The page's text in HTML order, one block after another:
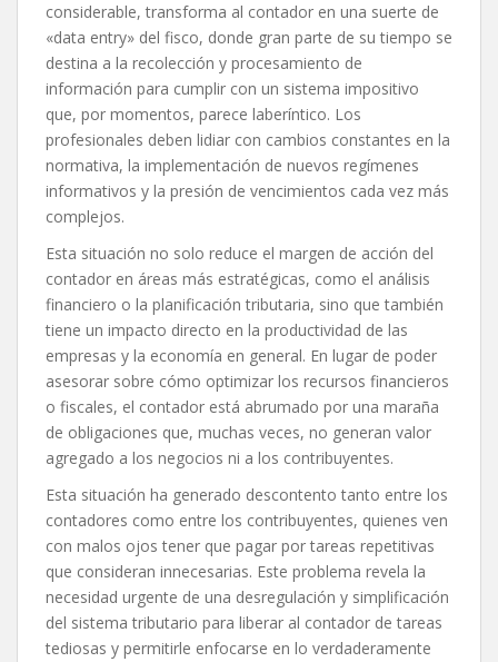
considerable, transforma al contador en una suerte de
«data entry» del fisco, donde gran parte de su tiempo se
destina a la recolección y procesamiento de
información para cumplir con un sistema impositivo
que, por momentos, parece laberíntico. Los
profesionales deben lidiar con cambios constantes en la
normativa, la implementación de nuevos regímenes
informativos y la presión de vencimientos cada vez más
complejos.
Esta situación no solo reduce el margen de acción del
contador en áreas más estratégicas, como el análisis
financiero o la planificación tributaria, sino que también
tiene un impacto directo en la productividad de las
empresas y la economía en general. En lugar de poder
asesorar sobre cómo optimizar los recursos financieros
o fiscales, el contador está abrumado por una maraña
de obligaciones que, muchas veces, no generan valor
agregado a los negocios ni a los contribuyentes.
Esta situación ha generado descontento tanto entre los
contadores como entre los contribuyentes, quienes ven
con malos ojos tener que pagar por tareas repetitivas
que consideran innecesarias. Este problema revela la
necesidad urgente de una desregulación y simplificación
del sistema tributario para liberar al contador de tareas
tediosas y permitirle enfocarse en lo verdaderamente